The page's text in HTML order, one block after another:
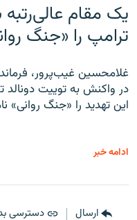
یک مقام عالی‌رتبه
ترامپ را «جنگ
غلامحسین غیب‌پرور،
در واکنش به توییت دونالد
این تهدید را «جنگ روانی»
ادامه خبر
ارسال دسترسی